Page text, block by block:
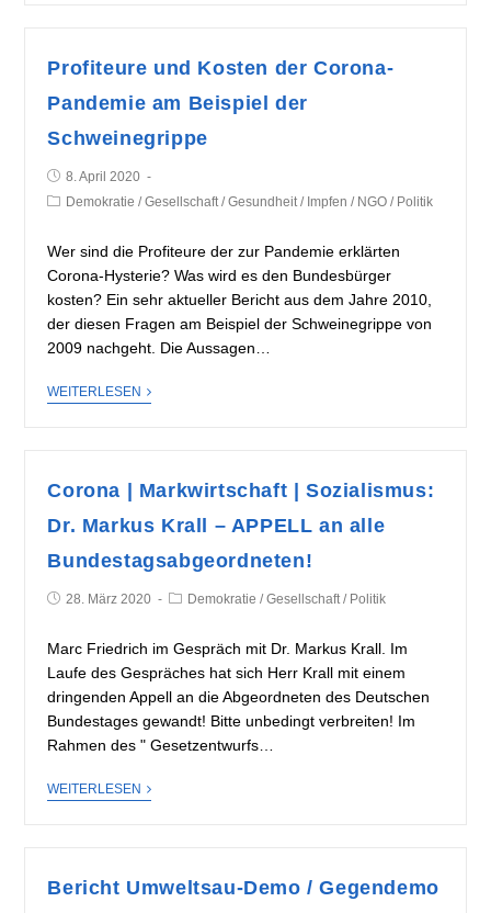
Profiteure und Kosten der Corona-
Pandemie am Beispiel der
Schweinegrippe
8. April 2020
Demokratie / Gesellschaft / Gesundheit / Impfen / NGO / Politik
Wer sind die Profiteure der zur Pandemie erklärten
Corona-Hysterie? Was wird es den Bundesbürger
kosten? Ein sehr aktueller Bericht aus dem Jahre 2010,
der diesen Fragen am Beispiel der Schweinegrippe von
2009 nachgeht. Die Aussagen…
WEITERLESEN
Corona | Markwirtschaft | Sozialismus:
Dr. Markus Krall – APPELL an alle
Bundestagsabgeordneten!
28. März 2020 Demokratie / Gesellschaft / Politik
Marc Friedrich im Gespräch mit Dr. Markus Krall. Im
Laufe des Gespräches hat sich Herr Krall mit einem
dringenden Appell an die Abgeordneten des Deutschen
Bundestages gewandt! Bitte unbedingt verbreiten! Im
Rahmen des " Gesetzentwurfs…
WEITERLESEN
Bericht Umweltsau-Demo / Gegendemo